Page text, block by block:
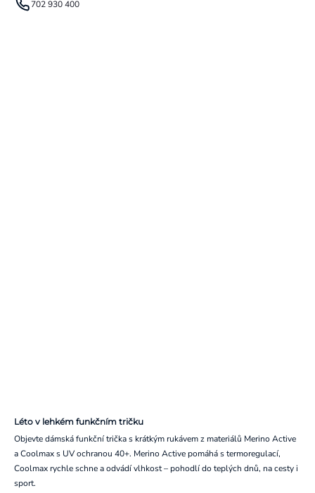
702 930 400
Léto v lehkém funkčním tričku
Objevte dámská funkční trička s krátkým rukávem z materiálů Merino Active
a Coolmax s UV ochranou 40+. Merino Active pomáhá s termoregulací,
Coolmax rychle schne a odvádí vlhkost – pohodlí do teplých dnů, na cesty i
sport.